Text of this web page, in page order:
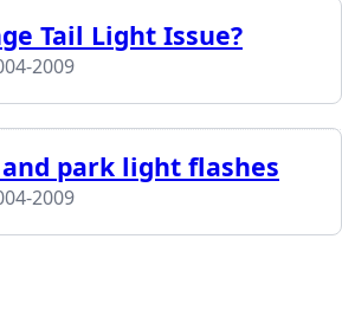
Tail Light Issue?
2009
park light flashes
2009